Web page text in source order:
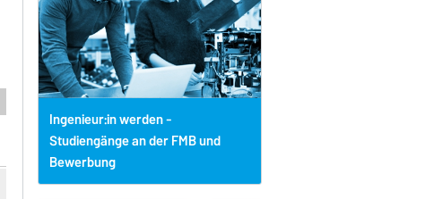
Ingenieur:in werden -
Studiengänge an der FMB und
Bewerbung